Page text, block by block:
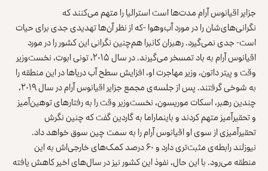
جزایر اقیانوس آرام مدت‌ها است استرالیا را متهم می‌کنند که
نگرانی‌های‌شان را در مورد آب‌‌وهوا -که از نظر آن‌ها تهدیدی جدی برای حیات
است- جدی نمی‌گیرد. رهبران کانبرا هم‌چنین نگرانی‌ این کشور را در مورد
اقیانوس آرام به باد تمسخر می‌گیرند. در سال ۲۰۱۵، تونی ابوت، نخست‌وزیر
وقت و پیتر داتون، وزیر مهاجرت او، افزایش سطح آب دریاها در این منطقه را
به شوخی گرفتند. پس از جلسه‌ی مجمع جزایر اقیانوس آرام در سال ۲۰۱۹،
چندین رهبر، اسکات موریسون، نخست‌وزیر وقت را به رفتارهای توهین‌آمیز
و تحقیر‌آمیز متهم کردند و باینماراما به گاردین گفت که چنین نگرش
تحقیرآمیزی از سوی او اقیانوس آرام را به سمت چین سوق خواهد داد.
نیوزلند رابطه‌ی مثبت‌تری دارد و ۶۰ درصد کمک‌های خارجی‌اش به این
منطقه می‌رود. با این حال، نفوذ این کشور نیز در سال‌های اخیر کاهش یافته